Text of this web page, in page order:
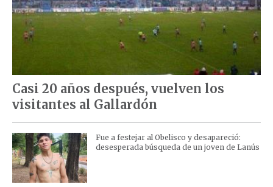
Casi 20 años después, vuelven los
visitantes al Gallardón
Fue a festejar al Obelisco y desapareció:
desesperada búsqueda de un joven de Lanús